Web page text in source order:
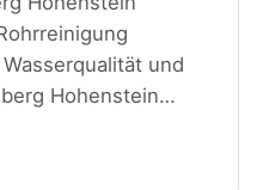
und
Hohenstein…